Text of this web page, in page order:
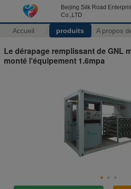
Beijing Silk Road
Co.,LTD
Accueil produits A propos
Le dérapage remplissant de GNL
monté l'équipement 1.6mpa